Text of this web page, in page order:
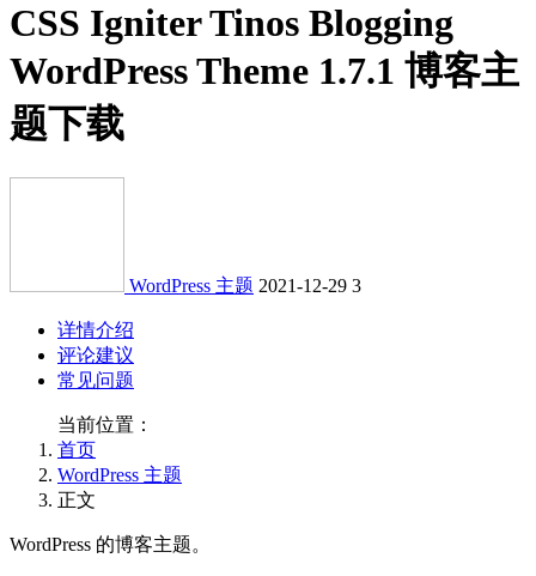
CSS Igniter Tinos Blogging
WordPress Theme 1.7.1 博客主
题下载
WordPress 主题 2021-12-29 3
详情介绍
评论建议
常见问题
当前位置：
首页
WordPress 主题
正文
WordPress 的博客主题。